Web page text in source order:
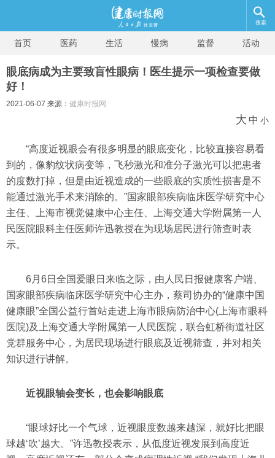
搜索
首页 医药 生活 慢病 监督 活动
眼底病成为主要致盲性眼病！医生提示一项检查要做
好！
2021-06-07 来源： 健康时报网
大 中 小
“高度近视眼会有很多明显的眼底变化，比较直接容易看
到的，像豹纹状病变等，飞秒激光和准分子激光可以把患者
的度数打掉，但是由近视造成的一些眼底的实质性损害是不
能通过激光手术来消除的。”国家眼部疾病临床医学研究中心
主任、上海市视觉健康中心主任、上海交通大学附属第一人
民医院眼科主任医师许迅教授在为现场居民进行筛查时表
示。
6月6日全国爱眼日来临之际，由人民日报健康客户端、
国家眼部疾病临床医学研究中心主办，蔡司协办的“健康中国
健康眼”全国公益行首站走进上海市眼病防治中心(上海市眼科
医院)及上海交通大学附属第一人民医院，联合虹桥街道社区
党群服务中心，为居民现场进行眼底及近视筛查，并对相关
知识进行讲解。
近视眼轴会变长，也会影响眼底
“眼球好比一个气球，近视眼度数越来越深，就好比把眼
球越‘吹’越大。”许迅教授表示，从低度近视发展到高度近